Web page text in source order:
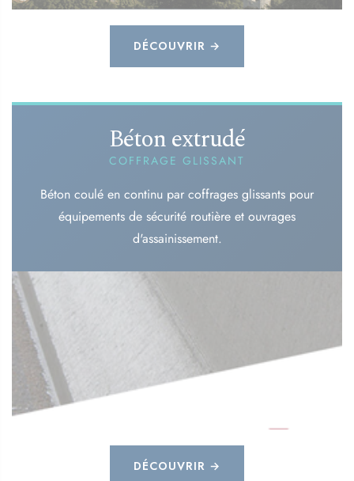
DÉCOUVRIR →
Béton extrudé
COFFRAGE GLISSANT
Béton coulé en continu par coffrages glissants pour
équipements de sécurité routière et ouvrages
d'assainissement.
DÉCOUVRIR →